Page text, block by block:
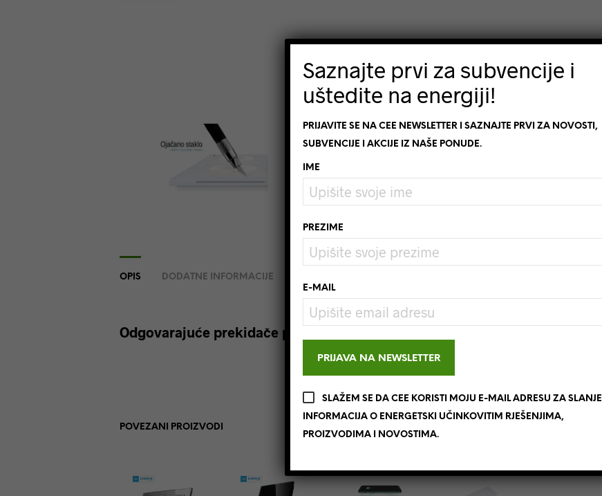
OPIS DODATNE INFORMACIJE
Odgovarajuće prekidače pronađite na
POVEZANI PROIZVODI
Saznajte prvi za subvencije i
uštedite na energiji!
PRIJAVITE SE NA CEE NEWSLETTER I SAZNAJTE PRVI ZA NOVOSTI,
SUBVENCIJE I AKCIJE IZ NAŠE PONUDE.
IME
PREZIME
E-MAIL
SLAŽEM SE DA CEE KORISTI MOJU E-MAIL ADRESU ZA SLANJE
INFORMACIJA O ENERGETSKI UČINKOVITIM RJEŠENJIMA,
PROIZVODIMA I NOVOSTIMA.